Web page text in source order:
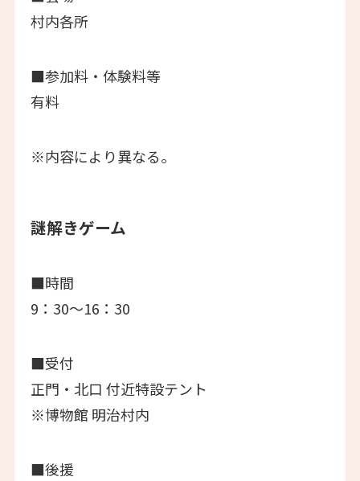
村内各所
■参加料・体験料等
有料
※内容により異なる。
謎解きゲーム
■時間
9：30～16：30
■受付
正門・北口 付近特設テント
※博物館 明治村内
■後援